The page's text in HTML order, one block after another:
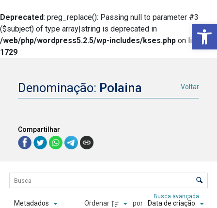
Deprecated: preg_replace(): Passing null to parameter #3
($subject) of type array|string is deprecated in
/web/php/wordpress5.2.5/wp-includes/kses.php on line
1729
Denominação: Polaina Voltar
Compartilhar
Lista de itens
Controle de ordenação e visualização
Busca avançada
Metadados Ordenar por Data de criação